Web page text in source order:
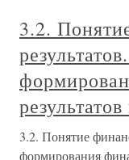
3.2.
3.2. Понятие
формирования